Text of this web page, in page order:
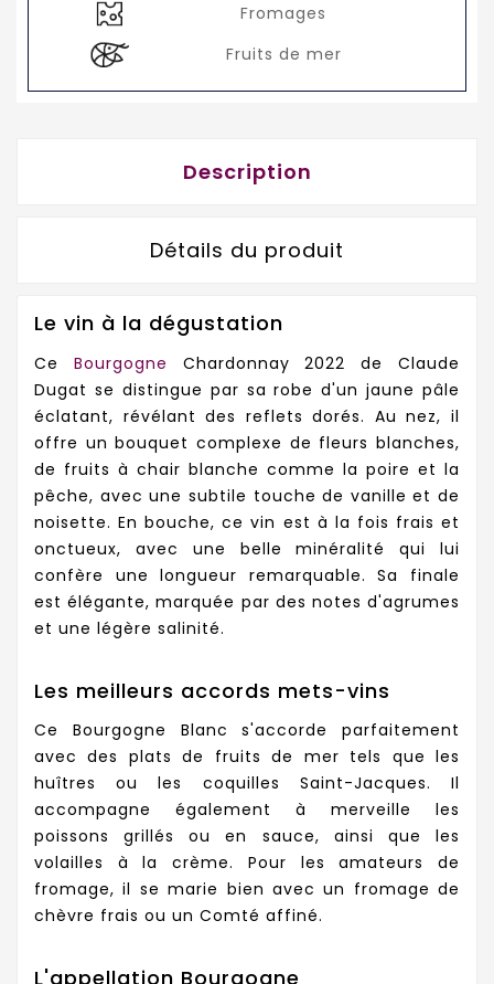
Fromages
Fruits de mer
Description
Détails du produit
Le vin à la dégustation
Ce Bourgogne Chardonnay 2022 de Claude
Dugat se distingue par sa robe d'un jaune pâle
éclatant, révélant des reflets dorés. Au nez, il
offre un bouquet complexe de fleurs blanches,
de fruits à chair blanche comme la poire et la
pêche, avec une subtile touche de vanille et de
noisette. En bouche, ce vin est à la fois frais et
onctueux, avec une belle minéralité qui lui
confère une longueur remarquable. Sa finale
est élégante, marquée par des notes d'agrumes
et une légère salinité.
Les meilleurs accords mets-vins
Ce Bourgogne Blanc s'accorde parfaitement
avec des plats de fruits de mer tels que les
huîtres ou les coquilles Saint-Jacques. Il
accompagne également à merveille les
poissons grillés ou en sauce, ainsi que les
volailles à la crème. Pour les amateurs de
fromage, il se marie bien avec un fromage de
chèvre frais ou un Comté affiné.
L'appellation Bourgogne